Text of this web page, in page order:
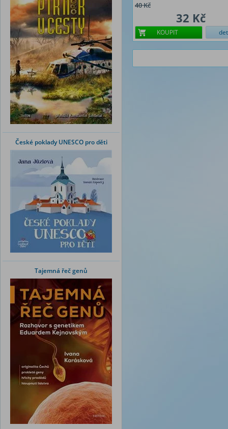
České poklady UNESCO pro děti
Tajemná řeč genů
40 Kč
32 Kč
KOUPIT